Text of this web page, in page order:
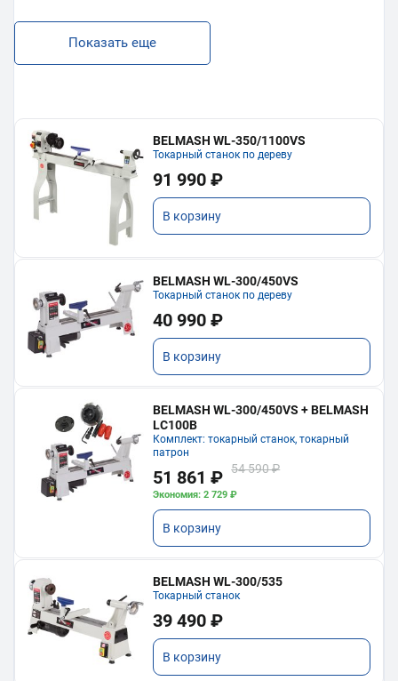
Показать еще
BELMASH WL-350/1100VS
Токарный станок по дереву
91 990 ₽
В корзину
BELMASH WL-300/450VS
Токарный станок по дереву
40 990 ₽
В корзину
BELMASH WL-300/450VS + BELMASH
LC100B
Комплект: токарный станок, токарный
патрон
51 861 ₽ 54 590 ₽
Экономия: 2 729 ₽
В корзину
BELMASH WL-300/535
Токарный станок
39 490 ₽
В корзину